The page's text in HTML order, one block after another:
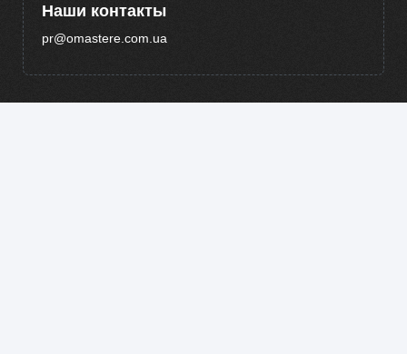
Наши контакты
pr@omastere.com.ua